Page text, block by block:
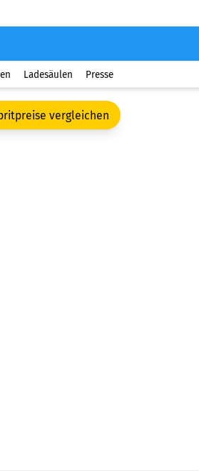
Ladesäulen Presse
vergleichen